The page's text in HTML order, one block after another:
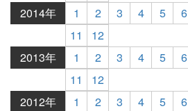
2014年
1 2 3 4 5 6
11
12
2013年
1 2 3 4 5 6
11
12
2012年
1 2 3 4 5 6